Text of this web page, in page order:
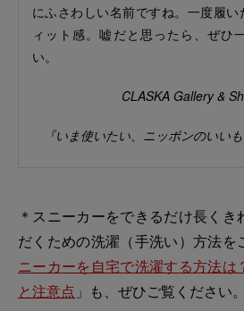
にふさわしい名前ですね。一度履
ィット感。嘘だと思ったら、ぜひ
い。
CLASKA Gallery &
『いま使いたい、ニッポンのいい
＊スニーカーをできるだけ長く
だくための洗濯（手洗い）方法を
ニーカーを自宅で洗濯する方法は
と注意点 」も、ぜひご覧ください。